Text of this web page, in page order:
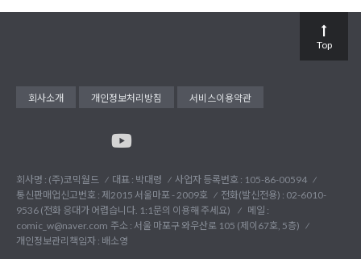
회사소개 개인정보처리방침 서비스이용약관
회사명 : (주)코믹월드 대표 : 박대령
사업자 등록번호 : 105-86-00594
통신판매업신고번호 : 제2015 서울마포 - 2009호
전화(발신전용) : 02-6010-
9536 (전화 응대가 어렵습니다. 1:1문의 이용해 주세요)
메일 :
comic_w@naver.com 주소 : 서울 마포구 와우산로 105 (제이67호, 5층)
개인정보관리책임자 : 배소영
Top